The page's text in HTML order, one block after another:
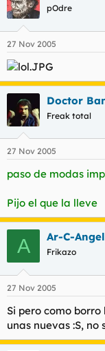
pOdre
27 Nov 2005
Doctor
Freak total
27 Nov 2005
paso de modas
Pijo el que la lleve
A Ar-C-Angel
Frikazo
27 Nov 2005
Si pero como
unas nuevas :S, no